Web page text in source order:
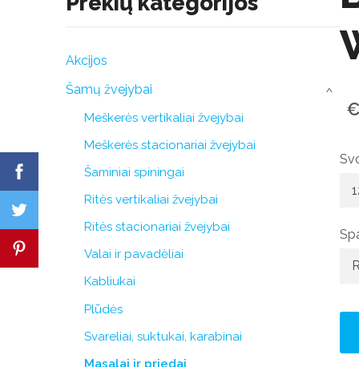
Akcijos
Šamų žvejybai
Meškerės vertikaliai žvejybai
Meškerės stacionariai žvejybai
Šaminiai spiningai
Ritės vertikaliai žvejybai
Ritės stacionariai žvejybai
Valai ir pavadėliai
Kabliukai
Plūdės
Svareliai, suktukai, karabinai
Masalai ir priedai
›